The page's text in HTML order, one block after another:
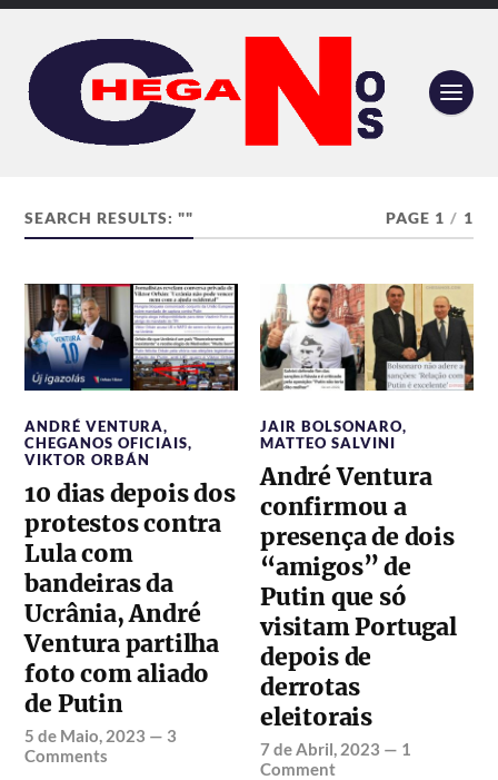
SEARCH RESULTS: "" PAGE 1 / 1
ANDRÉ VENTURA,
CHEGANOS OFICIAIS,
VIKTOR ORBÁN
10 dias depois dos
protestos contra
Lula com
bandeiras da
Ucrânia, André
Ventura partilha
foto com aliado
de Putin
5 de Maio, 2023 — 3
Comments
JAIR BOLSONARO,
MATTEO SALVINI
André Ventura
confirmou a
presença de dois
“amigos” de
Putin que só
visitam Portugal
depois de
derrotas
eleitorais
7 de Abril, 2023 — 1
Comment